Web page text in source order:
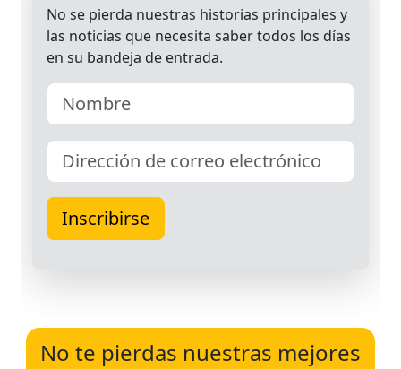
No te pierdas nuestras mejores